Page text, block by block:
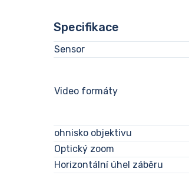
Specifikace
Sensor
Video formáty
ohnisko objektivu
Optický zoom
Horizontální úhel záběru